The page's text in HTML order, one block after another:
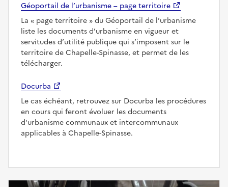
Géoportail de l’urbanisme – page territoire
La
page territoire
du Géoportail de l’urbanisme
liste les documents d’urbanisme en vigueur et
servitudes d’utilité publique qui s’imposent sur le
territoire de Chapelle-Spinasse, et permet de les
télécharger.
Docurba
Le cas échéant, retrouvez sur Docurba les procédures
en cours qui feront évoluer les documents
d'urbanisme communaux et intercommunaux
applicables à Chapelle-Spinasse.